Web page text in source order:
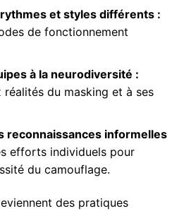
et styles différents :
de fonctionnement
à la neurodiversité :
réalités du masking et à ses
reconnaissances informelles
efforts individuels pour
du camouflage.
des pratiques